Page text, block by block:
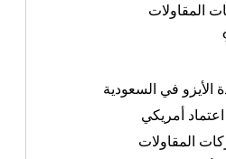
المقاولات
في السعودية
المقاولات